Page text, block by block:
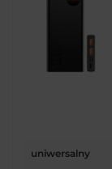
uniwersalny